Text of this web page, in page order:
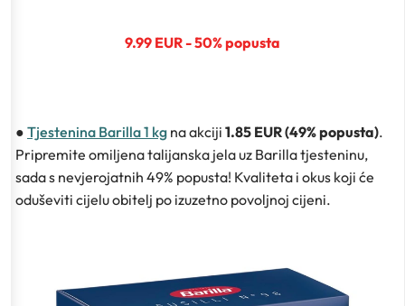
9.99 EUR - 50% popusta
● Tjestenina Barilla 1 kg na akciji 1.85 EUR (49% popusta).
Pripremite omiljena talijanska jela uz Barilla tjesteninu,
sada s nevjerojatnih 49% popusta! Kvaliteta i okus koji će
oduševiti cijelu obitelj po izuzetno povoljnoj cijeni.